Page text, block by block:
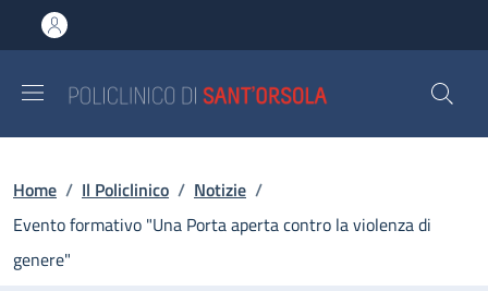
al contenuto principale
to footer content
Briciole di pane
Home / Il Policlinico / Notizie /
Evento formativo "Una Porta aperta contro la violenza di
genere"